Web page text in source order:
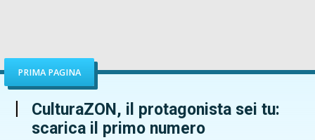
PRIMA PAGINA
CulturaZON, il protagonista sei tu:
scarica il primo numero